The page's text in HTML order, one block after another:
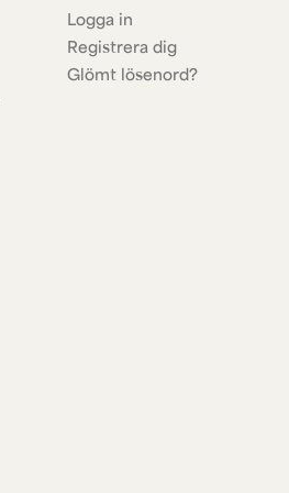
Logga in
Registrera dig
Glömt lösenord?